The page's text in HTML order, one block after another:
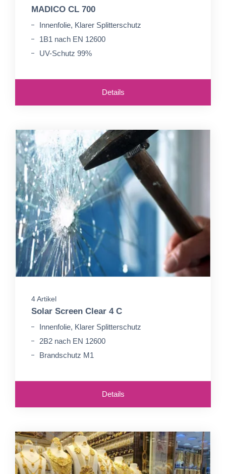
MADICO CL 700
Innenfolie, Klarer Splitterschutz
1B1 nach EN 12600
UV-Schutz 99%
Details
4 Artikel
Solar Screen Clear 4 C
Innenfolie, Klarer Splitterschutz
2B2 nach EN 12600
Brandschutz M1
Details